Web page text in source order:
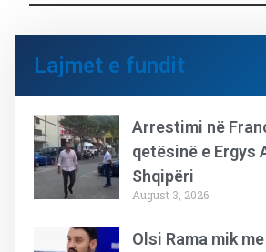
Lajmet e fundit
Arrestimi në
qetësinë e Ergys
Shqipëri
August 3, 2026
Olsi Rama mik